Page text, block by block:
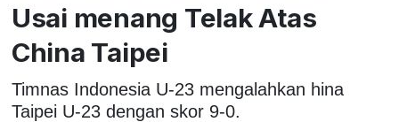
Usai menang Telak Atas
China Taipei
Timnas Indonesia U-23 mengalahkan hina
Taipei U-23 dengan skor 9-0.